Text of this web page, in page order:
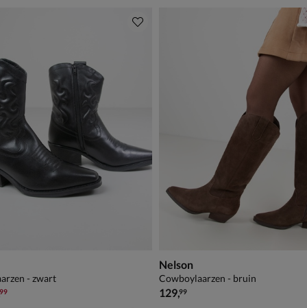
- zwart
voor € 83,99
99
Nelson
Cowboylaarzen - bruin
€ 129,99
129,99